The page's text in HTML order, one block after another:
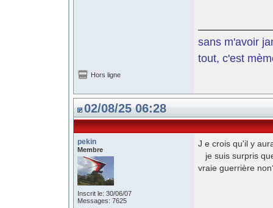
sans m'avoir
tout, c'est
Hors ligne
02/08/25 06:28
pekin
Membre
Inscrit le: 30/06/07
Messages: 7625
J e crois qu'il y
je suis surpris
vraie guerrière